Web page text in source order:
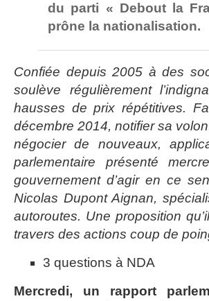
du parti « Debout la
prône la nationalisation.
Confiée depuis 2005 à des
soulève régulièrement
hausses de prix répétitives.
décembre 2014, notifier sa
négocier de nouveaux,
parlementaire présenté
gouvernement d’agir en ce
Nicolas Dupont Aignan,
autoroutes. Une proposition
travers des actions coup de
3 questions à NDA
Mercredi, un rapport